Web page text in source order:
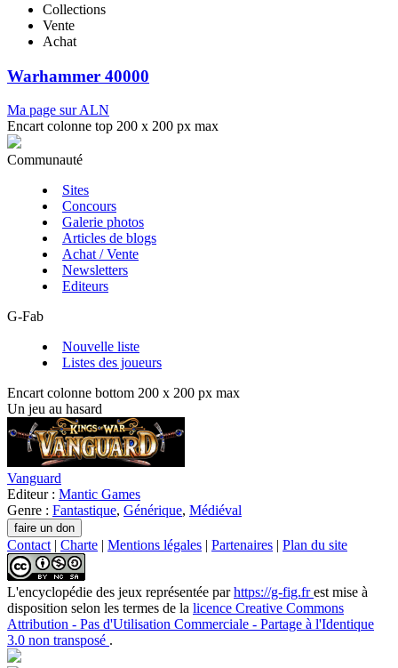
Collections
Vente
Achat
Warhammer 40000
Ma page sur ALN
Encart colonne top 200 x 200 px max
Communauté
Sites
Concours
Galerie photos
Articles de blogs
Achat / Vente
Newsletters
Editeurs
G-Fab
Nouvelle liste
Listes des joueurs
Encart colonne bottom 200 x 200 px max
Un jeu au hasard
Vanguard
Editeur : Mantic Games
Genre : Fantastique, Générique, Médiéval
Contact | Charte | Mentions légales | Partenaires | Plan du site
L'encyclopédie des jeux représentée parhttps://g-fig.frest mise à
disposition selon les termes de la licence Creative Commons
Attribution - Pas d'Utilisation Commerciale - Partage à l'Identique
3.0 non transposé .